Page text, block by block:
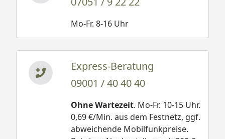
Mo-Fr. 8-16 Uhr
Express-Beratung
09001 / 40 40 40
Ohne Wartezeit. Mo-Fr. 10-15 Uhr.
0,69 €/Min. aus dem Festnetz, ggf.
abweichende Mobilfunkpreise.